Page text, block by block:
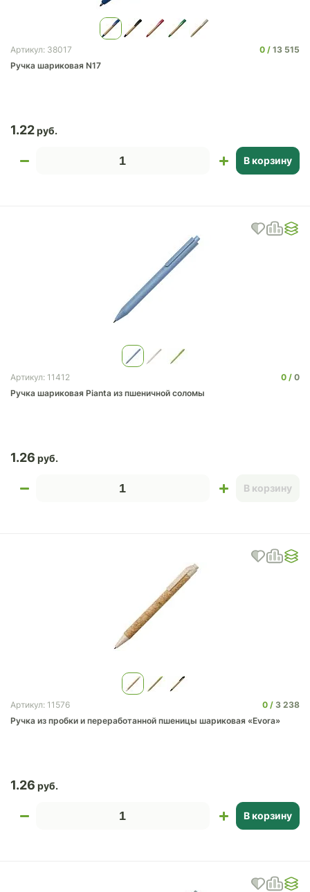
Артикул: 38017 0
13 515
Ручка шариковая N17
1.22
В корзину
Артикул: 11412 0
0
Ручка шариковая Pianta из пшеничной соломы
1.26
В корзину
Артикул: 11576 0
3 238
Ручка из пробки и переработанной пшеницы шариковая «Evora»
1.26
В корзину